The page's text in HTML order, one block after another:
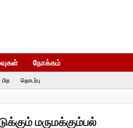
நோக்கம்
பிற தொடர்பு
மருமக்கும்பல்